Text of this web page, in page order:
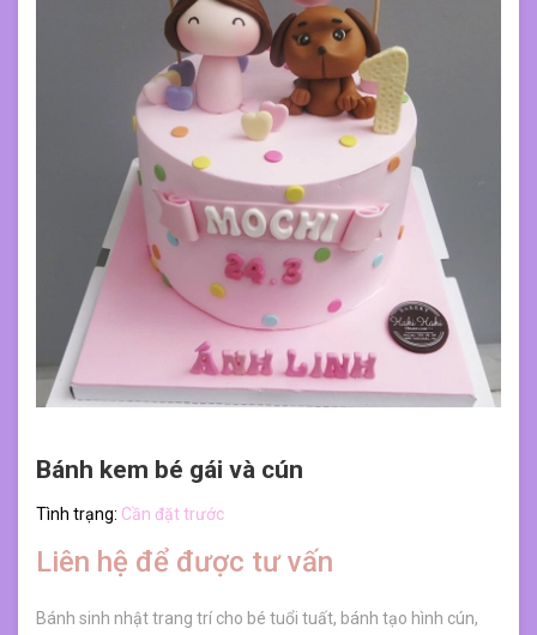
Bánh kem bé gái và cún
Tình trạng: Cần đặt trước
Liên hệ để được tư vấn
Bánh sinh nhật trang trí cho bé tuổi tuất, bánh tạo hình cún,